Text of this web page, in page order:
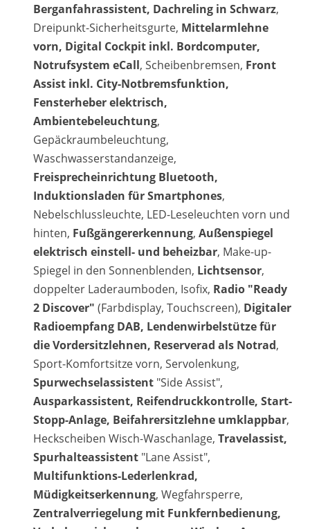
Berganfahrassistent, Dachreling in Schwarz,
Dreipunkt-Sicherheitsgurte, Mittelarmlehne
vorn, Digital Cockpit inkl. Bordcomputer,
Notrufsystem eCall, Scheibenbremsen, Front
Assist inkl. City-Notbremsfunktion,
Fensterheber elektrisch,
Ambientebeleuchtung,
Gepäckraumbeleuchtung,
Waschwasserstandanzeige,
Freisprecheinrichtung Bluetooth,
Induktionsladen für Smartphones,
Nebelschlussleuchte, LED-Leseleuchten vorn und
hinten, Fußgängererkennung, Außenspiegel
elektrisch einstell- und beheizbar, Make-up-
Spiegel in den Sonnenblenden, Lichtsensor,
doppelter Laderaumboden, Isofix, Radio "Ready
2 Discover" (Farbdisplay, Touchscreen), Digitaler
Radioempfang DAB, Lendenwirbelstütze für
die Vordersitzlehnen, Reserverad als Notrad,
Sport-Komfortsitze vorn, Servolenkung,
Spurwechselassistent "Side Assist",
Ausparkassistent, Reifendruckkontrolle, Start-
Stopp-Anlage, Beifahrersitzlehne umklappbar,
Heckscheiben Wisch-Waschanlage, Travelassist,
Spurhalteassistent "Lane Assist",
Multifunktions-Lederlenkrad,
Müdigkeitserkennung, Wegfahrsperre,
Zentralverriegelung mit Funkfernbedienung,